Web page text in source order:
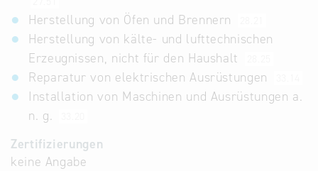
Herstellung von Öfen und Brennern
Herstellung von kälte- und lufttechnischen
Erzeugnissen, nicht für den Haushalt
Reparatur von elektrischen Ausrüstungen
Installation von Maschinen und Ausrüstungen a.
n. g.
Zertifizierungen
keine Angabe